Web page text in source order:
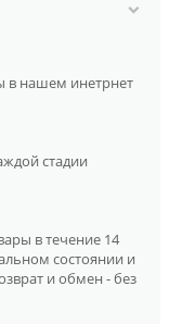
в нашем инетрнет
стадии
в течение 14
состоянии и
и обмен - без